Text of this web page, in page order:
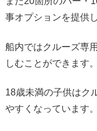
事オプションを提供
船内ではクルーズ専
しむことができます。
18歳未満の子供はク
やすくなっています。